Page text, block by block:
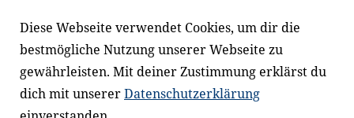
Newsletter
Facebook LinkedIn
Diese Webseite verwendet Cookies, um dir die
bestmögliche Nutzung unserer Webseite zu
gewährleisten. Mit deiner Zustimmung erklärst du
dich mit unsererDatenschutzerklärung